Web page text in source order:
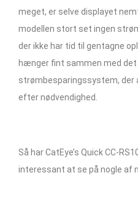
meget, er selve displayet
modellen stort set ingen
der ikke har tid til gentagne
hænger fint sammen med det
strømbesparingssystem, der
efter nødvendighed.
Så har CatEye’s Quick CC-
interessant at se på nogle af